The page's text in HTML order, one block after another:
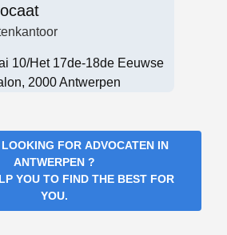
10/Het 17de-18de Eeuwse
2000 Antwerpen
FOR ADVOCATEN IN
ANTWERPEN ?
YOU TO FIND THE BEST FOR
YOU.